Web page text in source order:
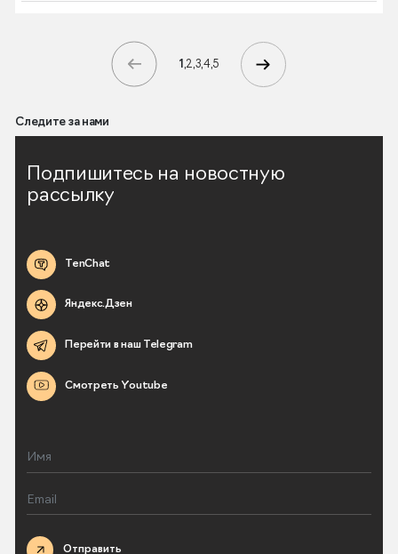
1 2 3 4 5
Следите за нами
Подпишитесь на новостную
рассылку
TenChat
Яндекс.Дзен
Перейти в наш Telegram
Смотреть Youtube
Отправить